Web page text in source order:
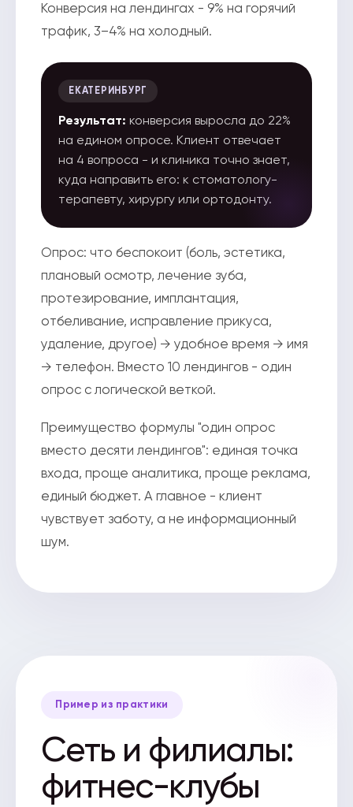
Конверсия на лендингах - 9% на горячий
трафик, 3–4% на холодный.
ЕКАТЕРИНБУРГ
Результат: конверсия выросла до 22%
на едином опросе. Клиент отвечает
на 4 вопроса - и клиника точно знает,
куда направить его: к стоматологу-
терапевту, хирургу или ортодонту.
Опрос: что беспокоит (боль, эстетика,
плановый осмотр, лечение зуба,
протезирование, имплантация,
отбеливание, исправление прикуса,
удаление, другое) → удобное время → имя
→ телефон. Вместо 10 лендингов - один
опрос с логической веткой.
Преимущество формулы "один опрос
вместо десяти лендингов": единая точка
входа, проще аналитика, проще реклама,
единый бюджет. А главное - клиент
чувствует заботу, а не информационный
шум.
Пример из практики
Сеть и филиалы:
фитнес-клубы